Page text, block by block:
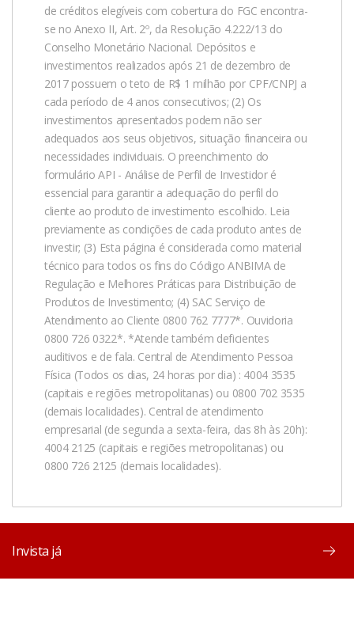
de créditos elegíveis com cobertura do FGC encontra-
se no Anexo II, Art. 2º, da Resolução 4.222/13 do
Conselho Monetário Nacional. Depósitos e
investimentos realizados após 21 de dezembro de
2017 possuem o teto de R$ 1 milhão por CPF/CNPJ a
cada período de 4 anos consecutivos; (2) Os
investimentos apresentados podem não ser
adequados aos seus objetivos, situação financeira ou
necessidades individuais. O preenchimento do
formulário API - Análise de Perfil de Investidor é
essencial para garantir a adequação do perfil do
cliente ao produto de investimento escolhido. Leia
previamente as condições de cada produto antes de
investir; (3) Esta página é considerada como material
técnico para todos os fins do Código ANBIMA de
Regulação e Melhores Práticas para Distribuição de
Produtos de Investimento; (4) SAC Serviço de
Atendimento ao Cliente 0800 762 7777*. Ouvidoria
0800 726 0322*. *Atende também deficientes
auditivos e de fala. Central de Atendimento Pessoa
Física (Todos os dias, 24 horas por dia) : 4004 3535
(capitais e regiões metropolitanas) ou 0800 702 3535
(demais localidades). Central de atendimento
empresarial (de segunda a sexta-feira, das 8h às 20h):
4004 2125 (capitais e regiões metropolitanas) ou
0800 726 2125 (demais localidades).
Invista já